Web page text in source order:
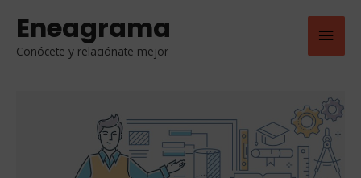
Eneagrama
Conócete y relaciónate mejor